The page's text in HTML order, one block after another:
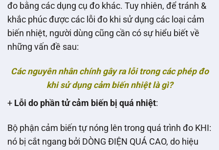
đo bằng các dụng cụ đo khác. Tuy nhiên, để tránh &
khắc phúc được các lỗi đo khi sử dụng các loại cảm
biến nhiệt, người dùng cũng cần có sự hiểu biết về
những vấn đề sau:
Các nguyên nhân chính gây ra lỗi trong các phép đo
khi sử dụng cảm biến nhiệt là gì?
+ Lỗi do phần tử cảm biến bị quá nhiệt:
Bộ phận cảm biến tự nóng lên trong quá trình đo KHI:
nó bị cắt ngang bởi DÒNG ĐIỆN QUÁ CAO, do hiệu